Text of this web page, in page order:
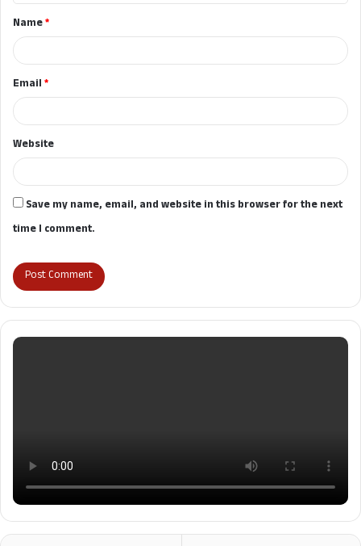
*Name*
Email*
Website
Save my name, email, and website in this browser for the next
time I comment.